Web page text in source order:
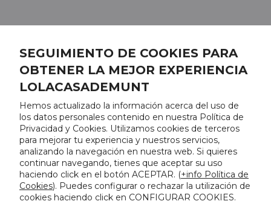
SEGUIMIENTO DE COOKIES PARA
OBTENER LA MEJOR EXPERIENCIA
LOLACASADEMUNT
Hemos actualizado la información acerca del uso de
los datos personales contenido en nuestra Política de
Privacidad y Cookies. Utilizamos cookies de terceros
para mejorar tu experiencia y nuestros servicios,
analizando la navegación en nuestra web. Si quieres
continuar navegando, tienes que aceptar su uso
haciendo click en el botón ACEPTAR. (+info Política de
Cookies). Puedes configurar o rechazar la utilización de
cookies haciendo click en CONFIGURAR COOKIES.